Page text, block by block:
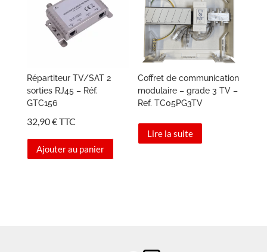
Répartiteur TV/SAT 2
sorties RJ45 – Réf.
GTC156
32,90€TTC
Ajouter au panier
Coffret de communication
modulaire – grade 3 TV –
Ref. TC05PG3TV
Lire la suite